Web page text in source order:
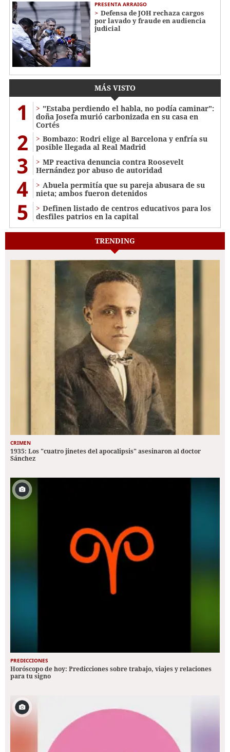
PRESENTA ARRAIGO
Defensa de JOH rechaza cargos
por lavado y fraude en audiencia
judicial
MÁS VISTO
1
"Estaba perdiendo el habla, no podía caminar":
doña Josefa murió carbonizada en su casa en
Cortés
2
Bombazo: Rodri elige al Barcelona y enfría su
posible llegada al Real Madrid
3
MP reactiva denuncia contra Roosevelt
Hernández por abuso de autoridad
4
Abuela permitía que su pareja abusara de su
nieta; ambos fueron detenidos
5
Definen listado de centros educativos para los
desfiles patrios en la capital
TRENDING
CRIMEN
1935: Los "cuatro jinetes del apocalipsis" asesinaron al doctor
Sánchez
PREDICCIONES
Horóscopo de hoy: Predicciones sobre trabajo, viajes y relaciones
para tu signo